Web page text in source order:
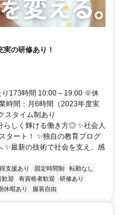
の研修あり！
り173時間 10:00～19:00 ※休
時間：月6時間（2023年度実
スタイム制あり
らしく輝ける働き方◎ ✨社会人
タート！ ✨独自の教育プログ
✨最新の技術で社会を支え、感
支援あり 固定時間制
転勤なし
歓迎 有資格者歓迎
研修あり
休暇あり 服装自由